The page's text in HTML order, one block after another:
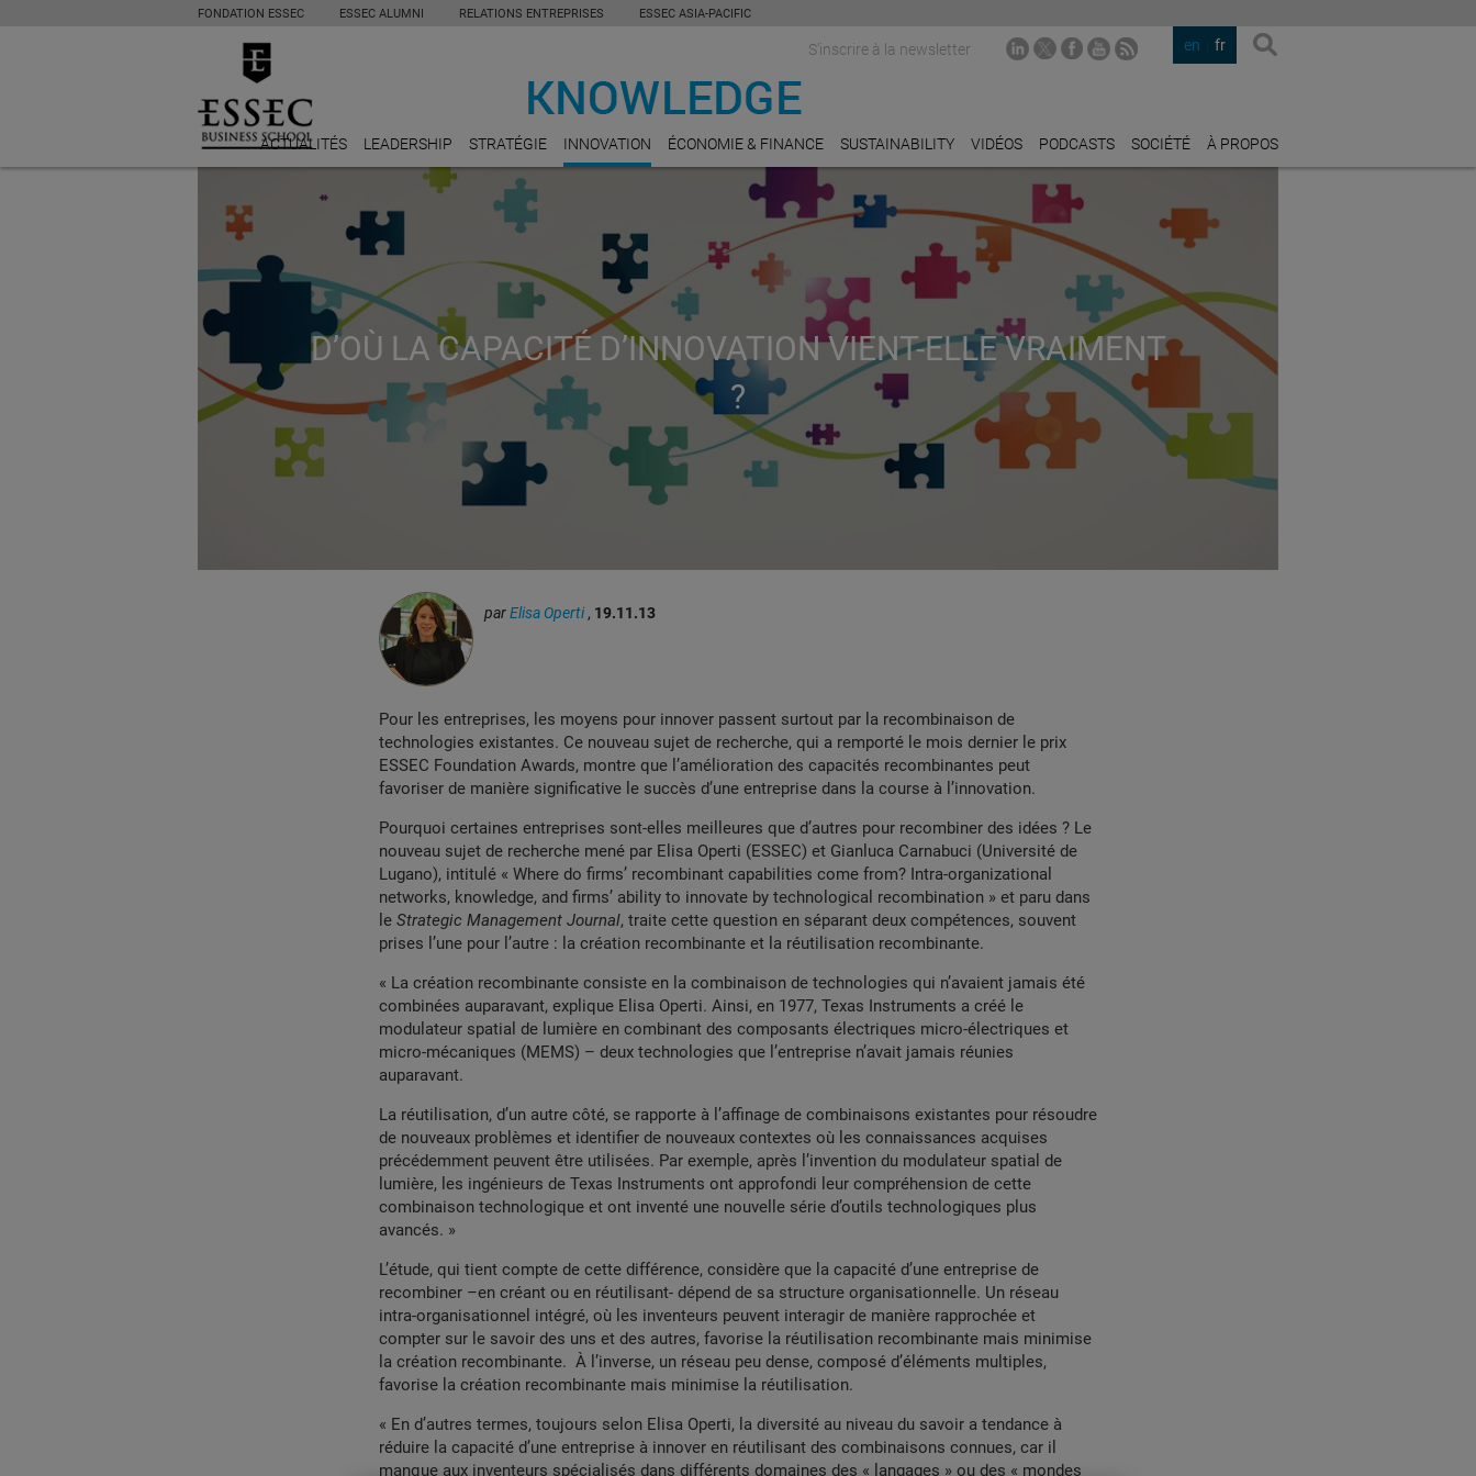
FONDATION ESSEC ESSEC ALUMNI RELATIONS ENTREPRISES ESSEC ASIA-PACIFIC
en fr
S'inscrire à la newsletter
ACTUALITÉS LEADERSHIP STRATÉGIE INNOVATION ÉCONOMIE & FINANCE SUSTAINABILITY VIDÉOS PODCASTS SOCIÉTÉ À PROPOS
D’OÙ LA CAPACITÉ D’INNOVATION VIENT-ELLE VRAIMENT
?
parElisa Operti , 19.11.13
Pour les entreprises, les moyens pour innover passent surtout par la recombinaison de
technologies existantes. Ce nouveau sujet de recherche, qui a remporté le mois dernier le prix
ESSEC Foundation Awards, montre que l’amélioration des capacités recombinantes peut
favoriser de manière significative le succès d’une entreprise dans la course à l’innovation.
Pourquoi certaines entreprises sont-elles meilleures que d’autres pour recombiner des idées ? Le
nouveau sujet de recherche mené par Elisa Operti (ESSEC) et Gianluca Carnabuci (Université de
Lugano), intitulé « Where do firms’ recombinant capabilities come from? Intra-organizational
networks, knowledge, and firms’ ability to innovate by technological recombination » et paru dans
le Strategic Management Journal, traite cette question en séparant deux compétences, souvent
prises l’une pour l’autre : la création recombinante et la réutilisation recombinante.
« La création recombinante consiste en la combinaison de technologies qui n’avaient jamais été
combinées auparavant, explique Elisa Operti. Ainsi, en 1977, Texas Instruments a créé le
modulateur spatial de lumière en combinant des composants électriques micro-électriques et
micro-mécaniques (MEMS) – deux technologies que l’entreprise n’avait jamais réunies
auparavant.
La réutilisation, d’un autre côté, se rapporte à l’affinage de combinaisons existantes pour résoudre
de nouveaux problèmes et identifier de nouveaux contextes où les connaissances acquises
précédemment peuvent être utilisées. Par exemple, après l’invention du modulateur spatial de
lumière, les ingénieurs de Texas Instruments ont approfondi leur compréhension de cette
combinaison technologique et ont inventé une nouvelle série d’outils technologiques plus
avancés. »
L’étude, qui tient compte de cette différence, considère que la capacité d’une entreprise de
recombiner –en créant ou en réutilisant- dépend de sa structure organisationnelle. Un réseau
intra-organisationnel intégré, où les inventeurs peuvent interagir de manière rapprochée et
compter sur le savoir des uns et des autres, favorise la réutilisation recombinante mais minimise
la création recombinante. À l’inverse, un réseau peu dense, composé d’éléments multiples,
favorise la création recombinante mais minimise la réutilisation.
« En d’autres termes, toujours selon Elisa Operti, la diversité au niveau du savoir a tendance à
réduire la capacité d’une entreprise à innover en réutilisant des combinaisons connues, car il
manque aux inventeurs spécialisés dans différents domaines des « langages » ou des « mondes